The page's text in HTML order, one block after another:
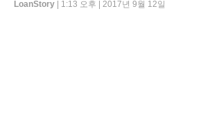
LoanStory | 1:13 오후 | 2017년 9월 12일